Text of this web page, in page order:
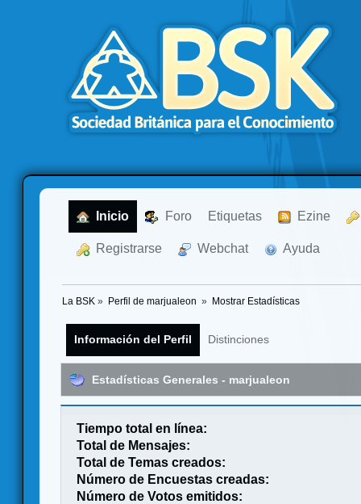
Inicio Foro Etiquetas Ezine
Registrarse Webchat Ayuda
La BSK » Perfil de marjualeon » Mostrar Estadísticas
Información del Perfil Distinciones
Estadísticas Generales - marjualeon
Tiempo total en línea:
Total de Mensajes:
Total de Temas creados:
Número de Encuestas creadas:
Número de Votos emitidos: